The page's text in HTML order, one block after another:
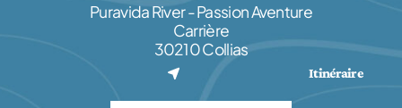
Puravida River - Passion Aventure
Carrière
30210 Collias
Itinéraire